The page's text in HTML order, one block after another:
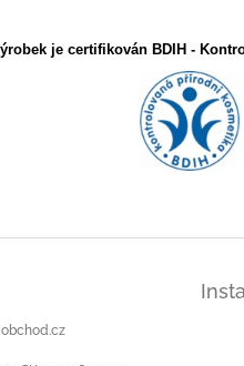
je certifikován BDIH -